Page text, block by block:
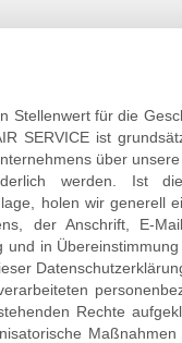
Stellenwert für die
SERVICE ist
über
werden. Ist
holen wir generell
der Anschrift, E-
und in
Rechte